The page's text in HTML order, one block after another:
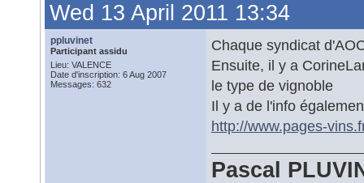
Wed 13 April 2011 13:34
ppluvinet
Participant assidu
Lieu: VALENCE
Date d'inscription: 6 Aug 2007
Messages: 632
Chaque syndicat
Ensuite, il y a
le type de vignoble
Il y a de l'info
http://www.pages-
Pascal